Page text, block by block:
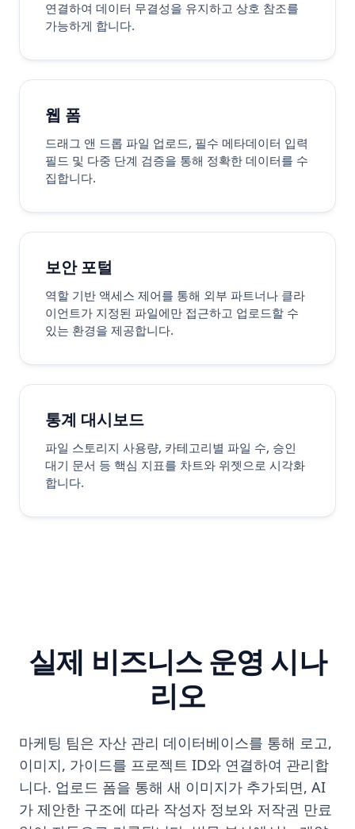
연결하여 데이터 무결성을 유지하고 상호 참조를
가능하게 합니다.
웹 폼
드래그 앤 드롭 파일 업로드, 필수 메타데이터 입력
필드 및 다중 단계 검증을 통해 정확한 데이터를 수
집합니다.
보안 포털
역할 기반 액세스 제어를 통해 외부 파트너나 클라
이언트가 지정된 파일에만 접근하고 업로드할 수
있는 환경을 제공합니다.
통계 대시보드
파일 스토리지 사용량, 카테고리별 파일 수, 승인
대기 문서 등 핵심 지표를 차트와 위젯으로 시각화
합니다.
실제 비즈니스 운영 시나
리오
마케팅 팀은 자산 관리 데이터베이스를 통해 로고,
이미지, 가이드를 프로젝트 ID와 연결하여 관리합
니다. 업로드 폼을 통해 새 이미지가 추가되면, AI
가 제안한 구조에 따라 작성자 정보와 저작권 만료